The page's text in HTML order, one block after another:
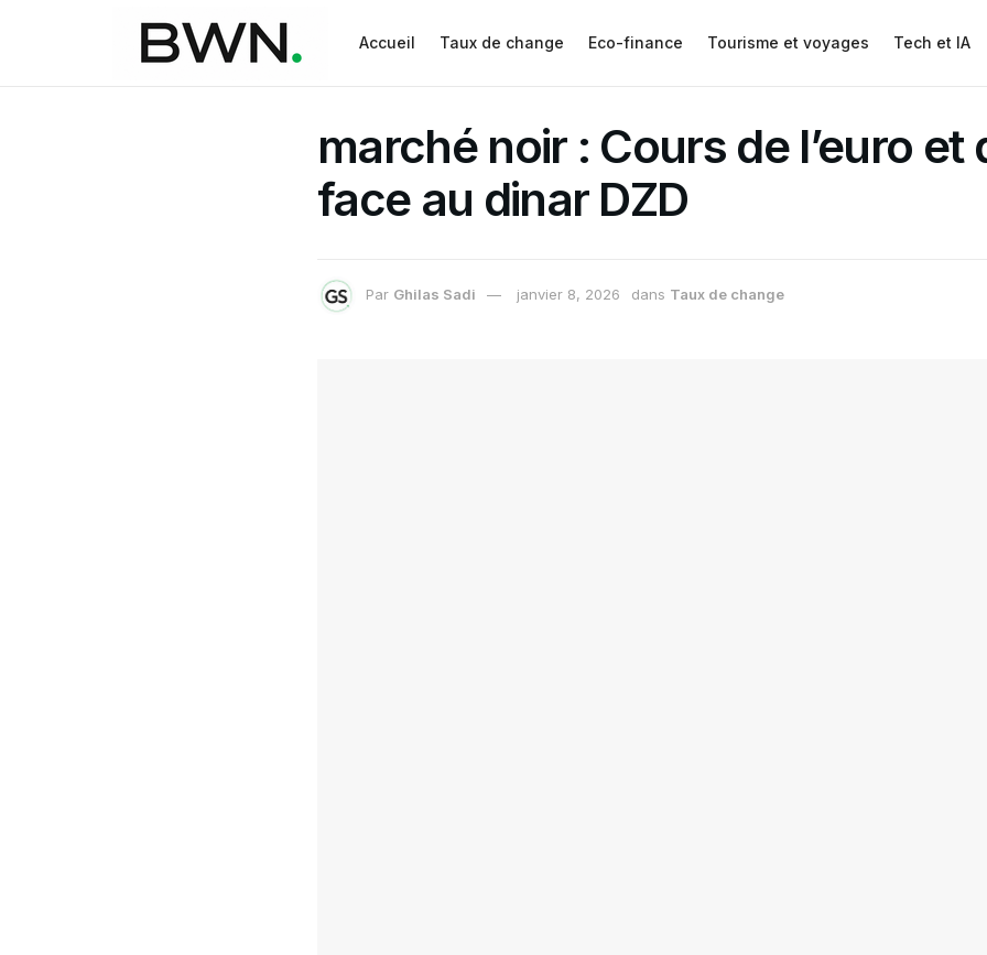
Accueil Taux de change Eco-finance Tourisme et voyages Tech et IA
marché noir : Cours de l’euro et
face au dinar DZD
Par Ghilas Sadi janvier 8, 2026 dans Taux de change